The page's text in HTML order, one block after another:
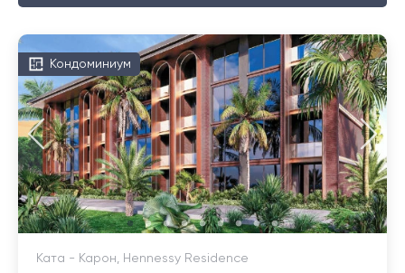
Кондоминиум
Ката - Карон, Hennessy Residence